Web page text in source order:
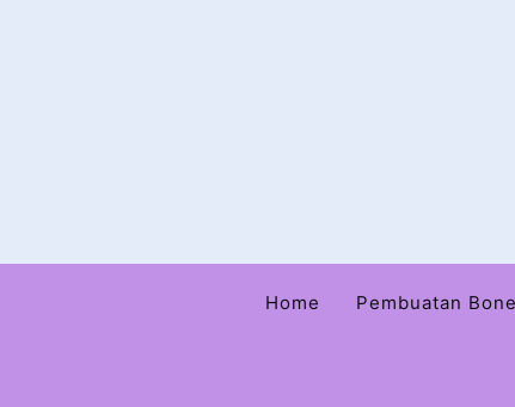
Home Pembuatan